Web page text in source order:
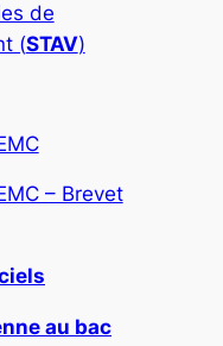
de
(STAV)
– Brevet
au bac